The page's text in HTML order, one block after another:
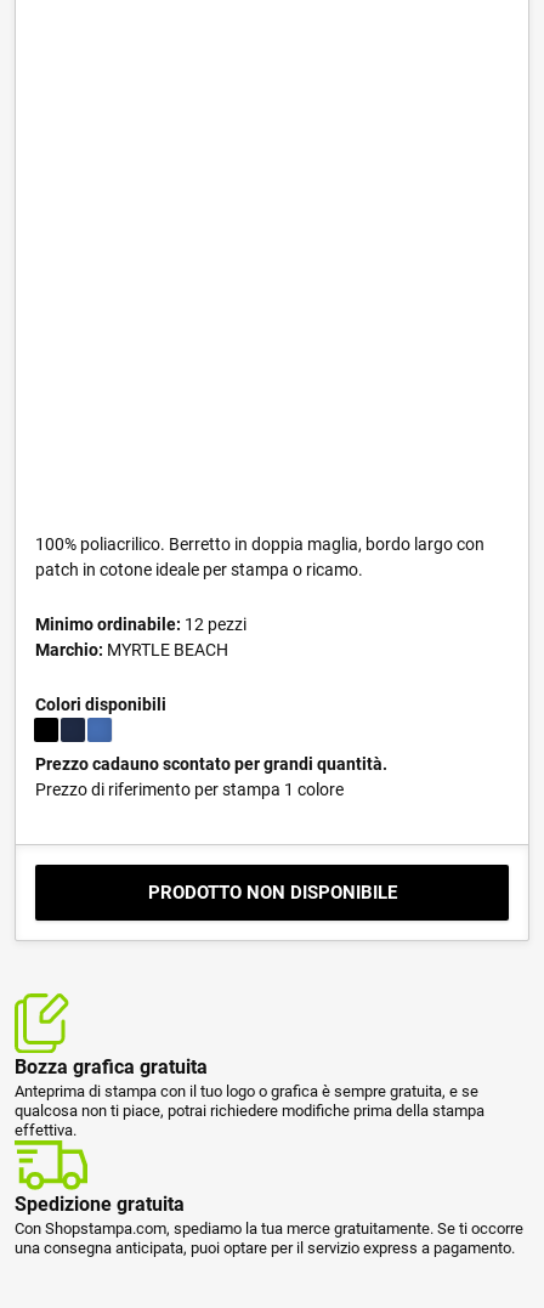
100% poliacrilico. Berretto in doppia maglia, bordo largo con
patch in cotone ideale per stampa o ricamo.
Minimo ordinabile: 12 pezzi
Marchio: MYRTLE BEACH
Colori disponibili
Prezzo cadauno scontato per grandi quantità.
Prezzo di riferimento per stampa 1 colore
PRODOTTO NON DISPONIBILE
Bozza grafica gratuita
Anteprima di stampa con il tuo logo o grafica è sempre gratuita, e se
qualcosa non ti piace, potrai richiedere modifiche prima della stampa
effettiva.
Spedizione gratuita
Con Shopstampa.com, spediamo la tua merce gratuitamente. Se ti occorre
una consegna anticipata, puoi optare per il servizio express a pagamento.